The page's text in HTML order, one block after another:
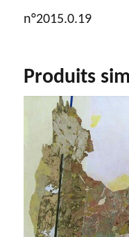
n°2015.0.19
Produits